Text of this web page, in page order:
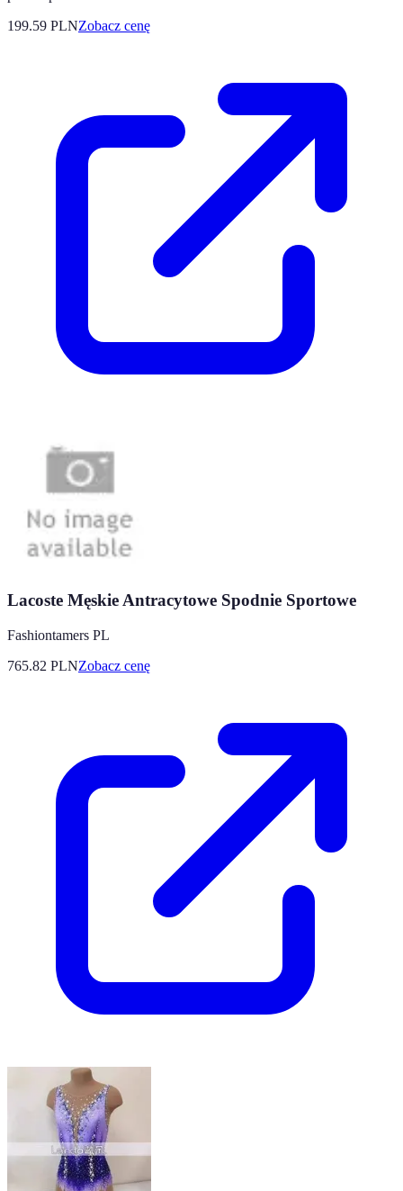
199.59 PLNZobacz cenę
Lacoste Męskie Antracytowe Spodnie Sportowe
Fashiontamers PL
765.82 PLNZobacz cenę